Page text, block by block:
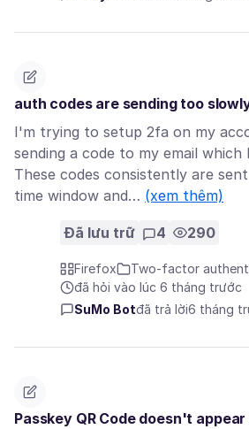
auth codes are sending too
I'm trying to setup 2fa on my
sending a code to my email
These codes consistently are
time window and… (xem thêm)
Đã lưu trữ 4 290
Firefox
Two-factor
đã hỏi vào lúc 6 tháng trước
SuMo Botđã trả lời6 tháng
Passkey QR Code doesn't